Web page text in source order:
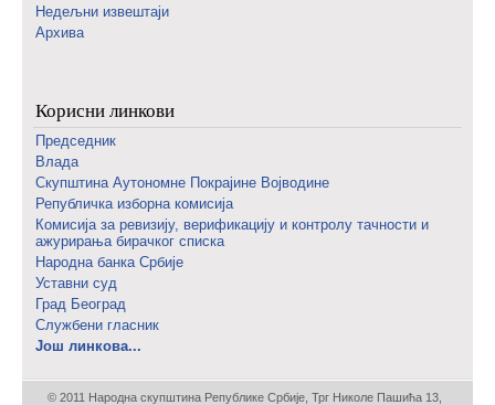
Недељни извештаји
Архива
Корисни линкови
Председник
Влада
Скупштина Аутономне Покрајине Војводине
Републичка изборна комисија
Комисија за ревизију, верификацију и контролу тачности и
ажурирања бирачког списка
Народна банка Србије
Уставни суд
Град Београд
Службени гласник
Још линкова...
© 2011 Народна скупштина Републике Србије, Трг Николе Пашића 13,